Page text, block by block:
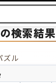
会員登録
検索結果
ズル